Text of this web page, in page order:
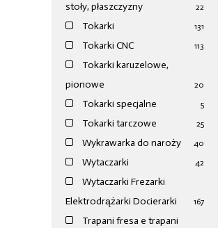
stoły, płaszczyzny
22
Tokarki 131
Tokarki CNC 113
Tokarki karuzelowe,
pionowe
20
Tokarki specjalne 5
Tokarki tarczowe 25
Wykrawarka do naroży 40
Wytaczarki 42
Wytaczarki Frezarki
Elektrodrążarki Docierarki
167
Trapani fresa e trapani